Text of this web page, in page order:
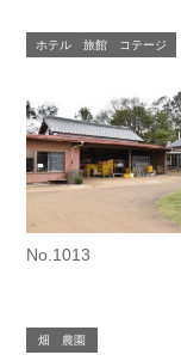
ホテル 旅館 コテージ
No.1013
畑 農園